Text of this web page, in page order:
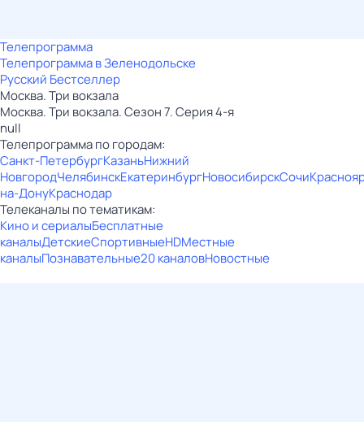
Телепрограмма
Телепрограмма в Зеленодольске
Русский Бестселлер
Москва. Три вокзала
Москва. Три вокзала. Сезон 7. Серия 4-я
null
Телепрограмма по городам:
Санкт-ПетербургКазаньНижний
НовгородЧелябинскЕкатеринбургНовосибирскСочи
на-ДонуКраснодар
Телеканалы по тематикам:
Кино и сериалыБесплатные
каналыДетскиеСпортивныеHDМестные
каналыПознавательные20 каналовНовостные